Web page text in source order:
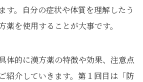
す。自分の症状や体質を理解したう
薬を使用することが大事です。
体的に漢方薬の特徴や効果、注意点
紹介していきます。第１回目は「防